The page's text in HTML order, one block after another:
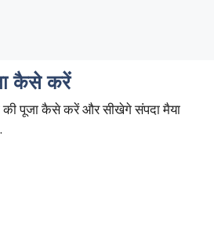
कैसे करें
पूजा कैसे करें और सीखेगे संपदा मैया